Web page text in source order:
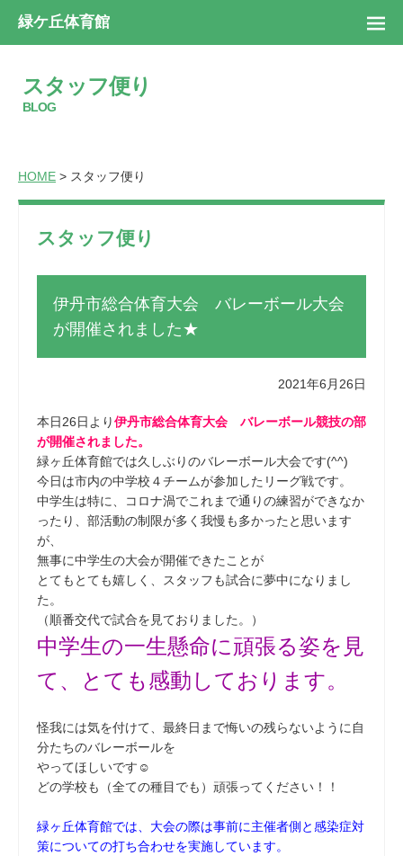
緑ケ丘体育館
スタッフ便り
BLOG
HOME > スタッフ便り
スタッフ便り
伊丹市総合体育大会 バレーボール大会
が開催されました★
2021年6月26日
本日26日より伊丹市総合体育大会 バレーボール競技の部
が開催されました。
緑ヶ丘体育館では久しぶりのバレーボール大会です(^^)
今日は市内の中学校４チームが参加したリーグ戦です。
中学生は特に、コロナ渦でこれまで通りの練習ができなか
ったり、部活動の制限が多く我慢も多かったと思います
が、
無事に中学生の大会が開催できたことが
とてもとても嬉しく、スタッフも試合に夢中になりまし
た。
（順番交代で試合を見ておりました。）
中学生の一生懸命に頑張る姿を見
て、とても感動しております。
怪我には気を付けて、最終日まで悔いの残らないように自
分たちのバレーボールを
やってほしいです☺
どの学校も（全ての種目でも）頑張ってください！！
緑ヶ丘体育館では、大会の際は事前に主催者側と感染症対
策についての打ち合わせを実施しています。